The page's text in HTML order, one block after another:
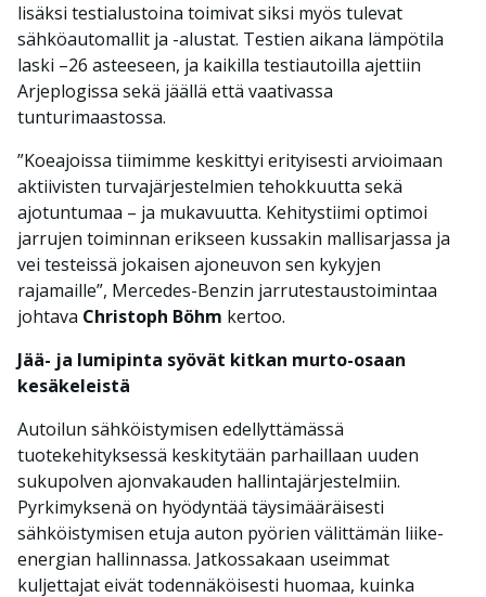
lisäksi testialustoina toimivat siksi myös tulevat
sähköautomallit ja -alustat. Testien aikana lämpötila
laski –26 asteeseen, ja kaikilla testiautoilla ajettiin
Arjeplogissa sekä jäällä että vaativassa
tunturimaastossa.
”Koeajoissa tiimimme keskittyi erityisesti arvioimaan
aktiivisten turvajärjestelmien tehokkuutta sekä
ajotuntumaa – ja mukavuutta. Kehitystiimi optimoi
jarrujen toiminnan erikseen kussakin mallisarjassa ja
vei testeissä jokaisen ajoneuvon sen kykyjen
rajamaille”, Mercedes-Benzin jarrutestaustoimintaa
johtava Christoph Böhm kertoo.
Jää- ja lumipinta syövät kitkan murto-osaan
kesäkeleistä
Autoilun sähköistymisen edellyttämässä
tuotekehityksessä keskitytään parhaillaan uuden
sukupolven ajonvakauden hallintajärjestelmiin.
Pyrkimyksenä on hyödyntää täysimääräisesti
sähköistymisen etuja auton pyörien välittämän liike-
energian hallinnassa. Jatkossakaan useimmat
kuljettajat eivät todennäköisesti huomaa, kuinka